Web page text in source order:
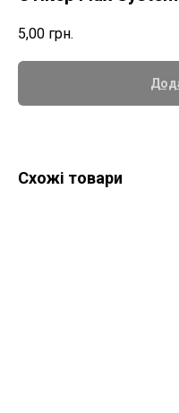
5,00 грн.
Схожі товари